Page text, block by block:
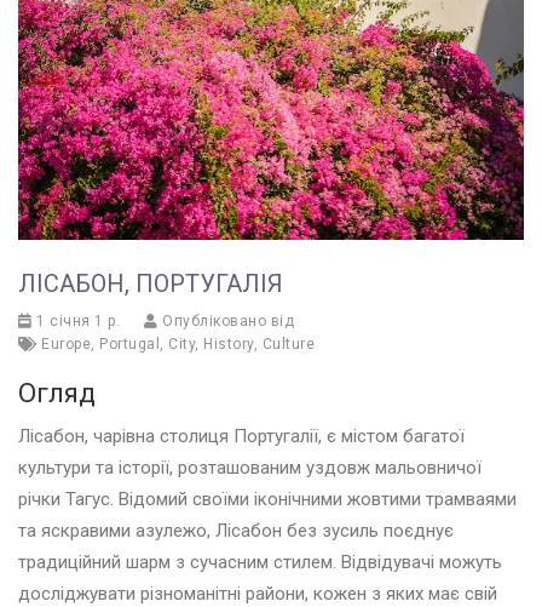
ЛІСАБОН, ПОРТУГАЛІЯ
1 січня 1 р.
Опубліковано від
Europe, Portugal , City, History, Culture
Огляд
Лісабон, чарівна столиця Португалії, є містом багатої
культури та історії, розташованим уздовж мальовничої
річки Тагус. Відомий своїми іконічними жовтими трамваями
та яскравими азулежо, Лісабон без зусиль поєднує
традиційний шарм з сучасним стилем. Відвідувачі можуть
досліджувати різноманітні райони, кожен з яких має свій